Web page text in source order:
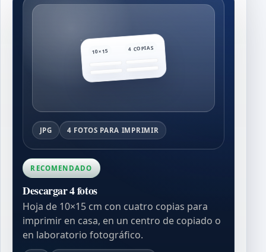
10×15 4 COPIAS
JPG 4 FOTOS PARA IMPRIMIR
RECOMENDADO
Descargar 4 fotos
Hoja de 10×15 cm con cuatro copias para
imprimir en casa, en un centro de copiado o
en laboratorio fotográfico.